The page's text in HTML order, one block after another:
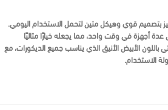
يتميز بتصميم قوي وهيكل متين لتحمل الاستخدام اليومي.
عدة أجهزة في وقت واحد، مما يجعله خيارًا مثاليًا
باللون الأبيض الأنيق الذي يناسب جميع الديكورات، مع
الاستخدام.